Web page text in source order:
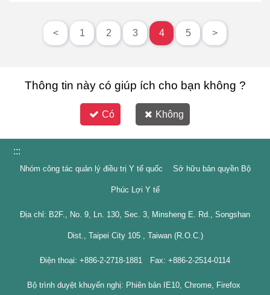
< 1 2 3 4 5 >
Thông tin này có giúp ích cho bạn không ?
Có Không
:::
Nhóm công tác quản lý điều trị Y tế quốc Sở hữu bản quyền Bộ
Phúc Lợi Y tế
Địa chỉ: B2F., No. 9, Ln. 130, Sec. 3, Minsheng E. Rd., Songshan
Dist., Taipei City 105 , Taiwan (R.O.C.)
Điện thoại: +886-2-2718-1881 Fax: +886-2-2514-0114
Bộ trình duyệt khuyến nghị: Phiên bản IE10, Chrome, Firefox